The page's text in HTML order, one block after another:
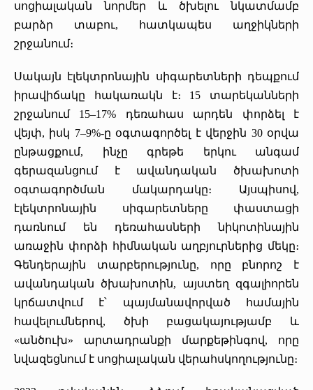
սոցիալական նորմեր և ծխելու նկատմամբ
բարձր տաբու, հատկապես աղջիկների
շրջանում։
Սակայն էլեկտրոնային սիգարետների դեպքում
իրավիճակը հակառակն է։ 15 տարեկանների
շրջանում 15–17% դեռահաս արդեն փորձել է
վեյփ, իսկ 7–9%-ը օգտագործել է վերջին 30 օրվա
ընթացքում, ինչը գրեթե երկու անգամ
գերազանցում է ավանդական ծխախոտի
օգտագործման մակարդակը։ Այսպիսով,
էլեկտրոնային սիգարետները փաստացի
դառնում են դեռահասների նիկոտինային
առաջին փորձի հիմնական աղբյուրներից մեկը։
Գենդերային տարբերությունը, որը բնորոշ է
ավանդական ծխախոտին, այստեղ զգալիորեն
կրճատվում է՝ պայմանավորված համային
հավելումներով, ծխի բացակայությամբ և
«անծուխ» արտադրանքի մարքեթինգով, որը
նվազեցնում է սոցիալական վերահսկողությունը։